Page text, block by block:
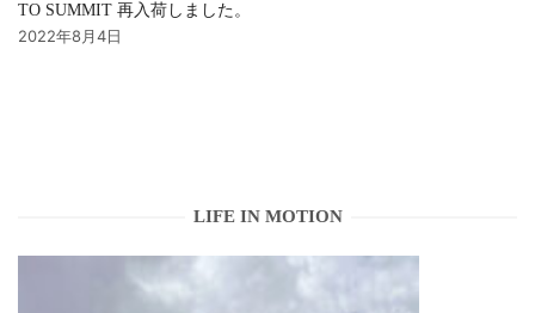
TO SUMMIT 再入荷しました。
2022年8月4日
LIFE IN MOTION